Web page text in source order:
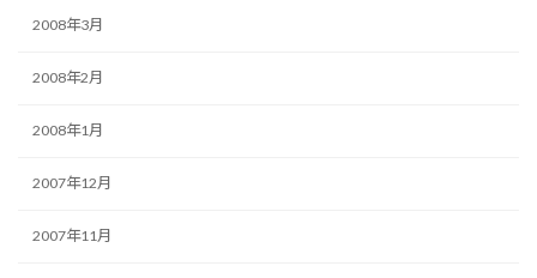
2008年3月
2008年2月
2008年1月
2007年12月
2007年11月